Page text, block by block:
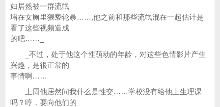
妇居然被一群流氓
堵在女厕里猥亵轮暴……,他之前和那些流氓混在一起估计是
看了这些视频造成
的吧……_
_不过，处于他这个性萌动的年龄，对这些色情影片产生
兴趣，是很正常的
事情啊……
上周他居然问我什么是性交……学校没有给他上生理课
吗？哼，要向他们的